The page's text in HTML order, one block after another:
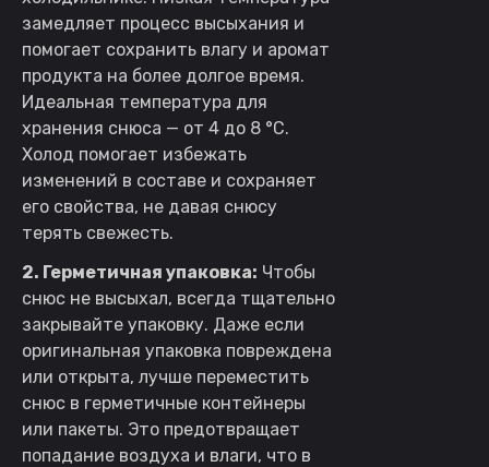
замедляет процесс высыхания и
помогает сохранить влагу и аромат
продукта на более долгое время.
Идеальная температура для
хранения снюса — от 4 до 8 °C.
Холод помогает избежать
изменений в составе и сохраняет
его свойства, не давая снюсу
терять свежесть.
2. Герметичная упаковка: Чтобы
снюс не высыхал, всегда тщательно
закрывайте упаковку. Даже если
оригинальная упаковка повреждена
или открыта, лучше переместить
снюс в герметичные контейнеры
или пакеты. Это предотвращает
попадание воздуха и влаги, что в